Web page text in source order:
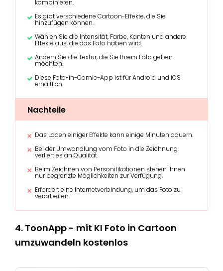
kombinieren.
Es gibt verschiedene Cartoon-Effekte, die Sie
hinzufügen können.
Wählen Sie die Intensität, Farbe, Kanten und andere
Effekte aus, die das Foto haben wird.
Ändern Sie die Textur, die Sie Ihrem Foto geben
möchten.
Diese Foto-in-Comic-App ist für Android und iOS
erhältlich.
Nachteile
Das Laden einiger Effekte kann einige Minuten dauern.
Bei der Umwandlung vom Foto in die Zeichnung
verliert es an Qualität.
Beim Zeichnen von Personifikationen stehen Ihnen
nur begrenzte Möglichkeiten zur Verfügung.
Erfordert eine Internetverbindung, um das Foto zu
verarbeiten.
4. ToonApp - mit KI Foto in Cartoon
umzuwandeln kostenlos